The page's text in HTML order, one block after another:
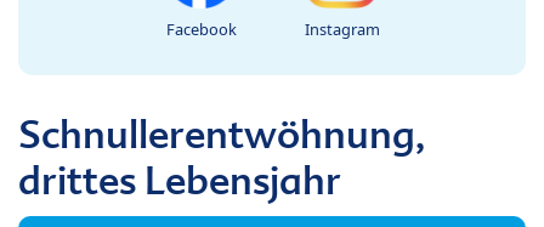
Facebook Instagram
Schnullerentwöhnung,
drittes Lebensjahr